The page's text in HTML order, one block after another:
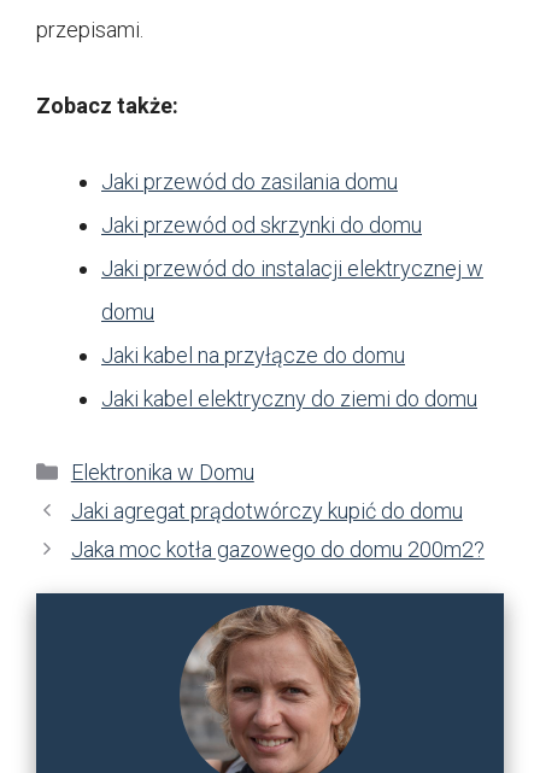
przepisami.
Zobacz także:
Jaki przewód do zasilania domu
Jaki przewód od skrzynki do domu
Jaki przewód do instalacji elektrycznej w
domu
Jaki kabel na przyłącze do domu
Jaki kabel elektryczny do ziemi do domu
Kategorie
Elektronika w Domu
Jaki agregat prądotwórczy kupić do domu
Jaka moc kotła gazowego do domu 200m2?